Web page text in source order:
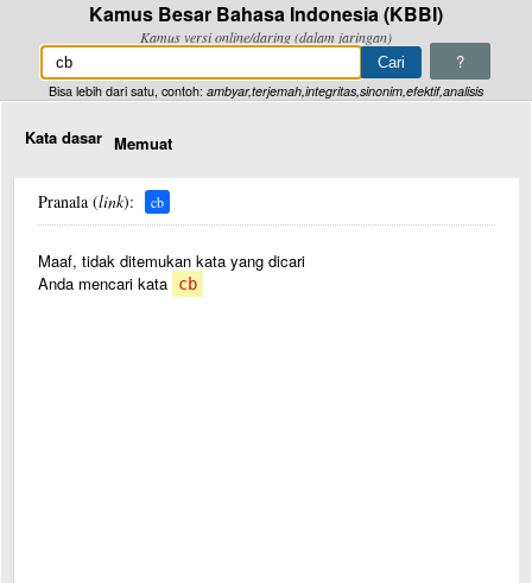
Kamus Besar Bahasa Indonesia (KBBI)
Kamus versi online/daring (dalam jaringan)
?
Bisa lebih dari satu, contoh: ambyar,terjemah,integritas,sinonim,efektif,analisis
Kata dasar Memuat
Pranala (link): cb
Maaf, tidak ditemukan kata yang dicari
Anda mencari kata
cb